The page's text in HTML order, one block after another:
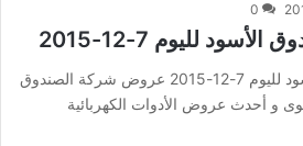
0
لليوم 7-12-2015
عروض شركة الصندوق الأسود لليوم 7-12-2015 عروض شركة الصندوق
لليوم 7-12-2015 أقوى و أحدث عروض الأدوات الكهربائية